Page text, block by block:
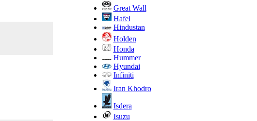
Great Wall
Hafei
Hindustan
Holden
Honda
Hummer
Hyundai
Infiniti
Iran Khodro
Isdera
Isuzu